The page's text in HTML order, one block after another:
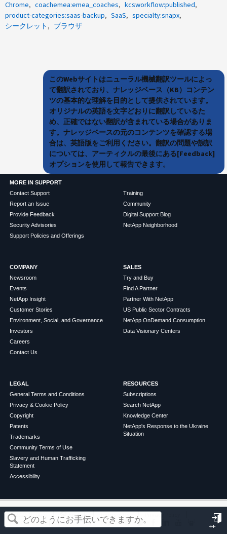
サ
この記事は役に立ちましたか？
Chrome
coachemea:emea_coaches
kcsworkflow:published
product-categories:saas-backup
SaaS
specialty:snapx
シークレット
ブラウザ
このWebサイトはニューラル機械翻訳ツールによっ
て翻訳されており、ナレッジベース（KB）コンテン
ツの基本的な理解を目的として提供されています。
オリジナルの英語を文字どおりに翻訳しているた
め、正確ではない翻訳が含まれている場合がありま
す。ナレッジベースの元のコンテンツを確認する場
合は、英語版をご利用ください。翻訳の問題や誤訳
については、アーティクルの最後にある[Feedback]
オプションを使用して報告できます。
MORE IN SUPPORT
Contact Support
Report an Issue
Provide Feedback
Security Advisories
Support Policies and Offerings
Training
Community
Digital Support Blog
NetApp Neighborhood
COMPANY
Newsroom
Events
NetApp Insight
Customer Stories
Environment, Social, and Governance
Investors
Careers
Contact Us
SALES
Try and Buy
Find A Partner
Partner With NetApp
US Public Sector Contracts
NetApp OnDemand Consumption
Data Visionary Centers
LEGAL
General Terms and Conditions
Privacy & Cookie Policy
Copyright
Patents
Trademarks
Community Terms of Use
Slavery and Human Trafficking
Statement
Accessibility
RESOURCES
Subscriptions
Search NetApp
Knowledge Center
NetApp's Response to the Ukraine
Situation
©2026 NetApp English Terms of Use
Privacy Policy
Cookie Policy
Cookie Settings